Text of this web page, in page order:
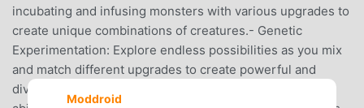
incubating and infusing monsters with various upgrades to
create unique combinations of creatures.- Genetic
Experimentation: Explore endless possibilities as you mix
and match different upgrades to create powerful and
diverse monsters, each with its own strengths and
Moddroid